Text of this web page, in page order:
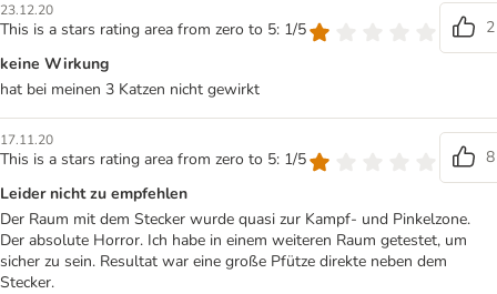
23.12.20
This is a stars rating area from zero to 5: 1/5
2
keine Wirkung
hat bei meinen 3 Katzen nicht gewirkt
17.11.20
This is a stars rating area from zero to 5: 1/5
8
Leider nicht zu empfehlen
Der Raum mit dem Stecker wurde quasi zur Kampf- und Pinkelzone.
Der absolute Horror. Ich habe in einem weiteren Raum getestet, um
sicher zu sein. Resultat war eine große Pfütze direkte neben dem
Stecker.